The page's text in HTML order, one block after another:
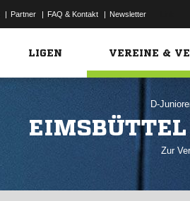
| Partner | FAQ & Kontakt | Newsletter
LIGEN VEREINE &
D-
Zur